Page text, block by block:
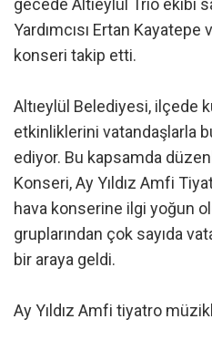
Yardımcısı Ertan
konseri takip etti.
Altıeylül Belediyesi, ilçede
etkinliklerini vatandaşlarla
ediyor. Bu kapsamda
Konseri, Ay Yıldız Amfi
hava konserine ilgi yoğun
gruplarından çok sayıda
bir araya geldi.
Ay Yıldız Amfi tiyatro